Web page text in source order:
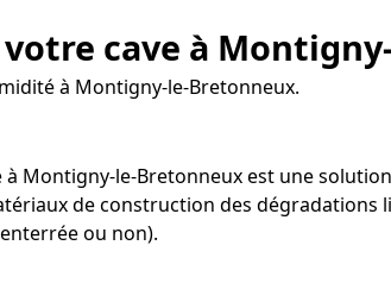
cave à
à Montigny-le-Bretonneux.
Montigny-le-Bretonneux est une
de construction des dégradations
ou non).